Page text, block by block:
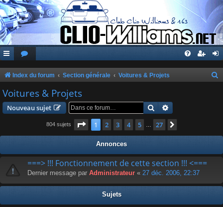
Index du forum Section générale Voitures & Projets
c
Voitures & Projets
Nouveau sujet Rechercher
804 sujets Page 1sur27
1 2 3 4 5 27
Annonces
===> !!! Fonctionnement de cette section !!! <===
Dernier message par Administrateur « 27 déc. 2006, 22:37
Sujets